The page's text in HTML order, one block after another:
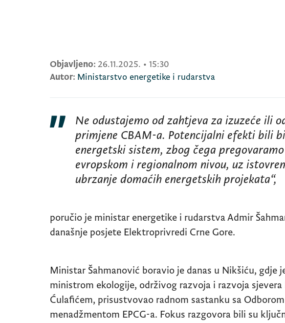
Objavljeno: 26.11.2025. • 15:30
Autor: Ministarstvo energetike i rudarstva
Ne odustajemo od zahtjeva za izuzeće ili
primjene CBAM-a. Potencijalni efekti bili
energetski sistem, zbog čega
evropskom i regionalnom nivou, uz
ubrzanje domaćih energetskih projekata“,
poručio je ministar energetike i rudarstva Admir
današnje posjete Elektroprivredi Crne Gore.
Ministar Šahmanović boravio je danas u Nikšiću, gdje
ministrom ekologije, održivog razvoja i razvoja sjevera
Ćulafićem, prisustvovao radnom sastanku sa
menadžmentom EPCG-a. Fokus razgovora bili su